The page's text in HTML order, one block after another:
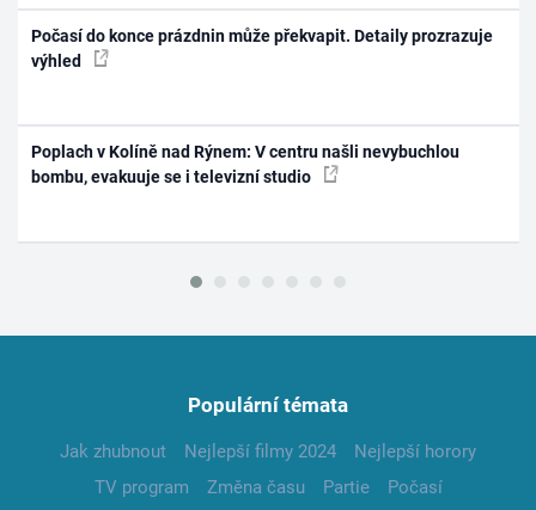
Počasí do konce prázdnin může překvapit. Detaily prozrazuje
výhled
Poplach v Kolíně nad Rýnem: V centru našli nevybuchlou
bombu, evakuuje se i televizní studio
Populární témata
Jak zhubnout Nejlepší filmy 2024
Nejlepší horory
TV program
Změna času Partie
Počasí